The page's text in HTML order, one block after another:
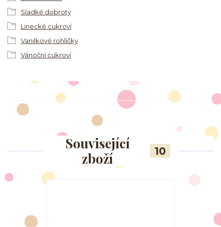
Sladké dobroty
Linecké cukroví
Vanilkové rohlíčky
Vánoční cukroví
Související
zboží
10